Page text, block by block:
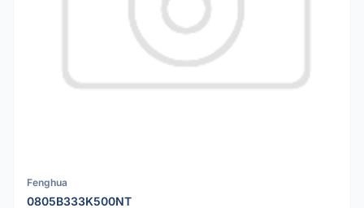
Fenghua
0805B333K500NT